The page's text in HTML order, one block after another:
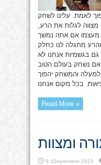
לאמת. עלינו לשחק
לגלות את הרע,
מעצמו אם אתה נמשך
מתגלה לנו כחלק
בגשמיות אנחנו לא
אם נשחק בעולם הטוב
והמשחק יהפוך
Read More »
ומצוות
9 בSeptember 2015